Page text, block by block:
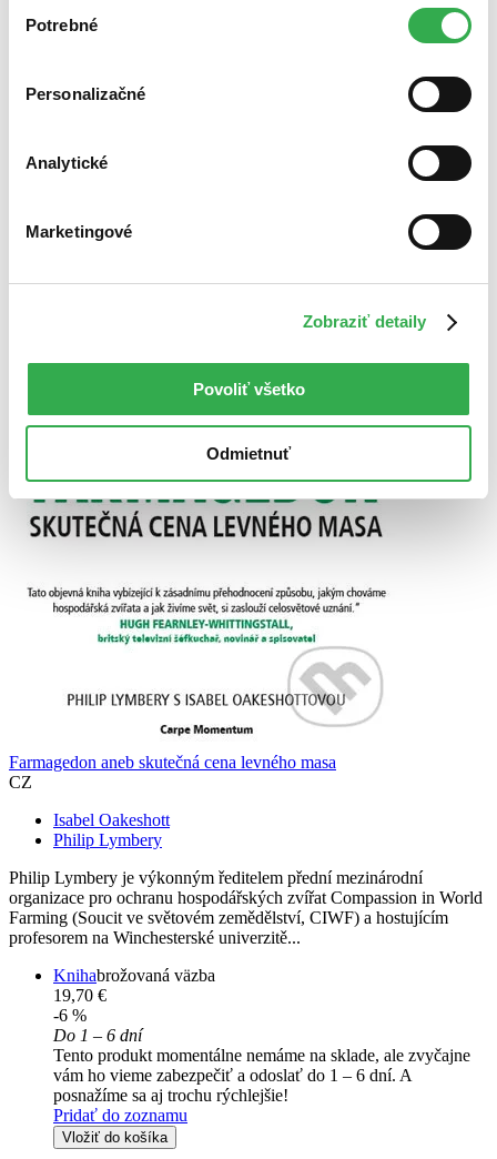
nám pomohlo, keby sme mohli používať všetky tieto
súhlasu
Potrebné
Personalizačné
Analytické
Marketingové
Zobraziť detaily
Povoliť všetko
Odmietnuť
Novinky
Najvyššia zľava
Farmagedon aneb skutečná cena levného masa
CZ
Isabel Oakeshott
Philip Lymbery
Philip Lymbery je výkonným ředitelem přední mezinárodní
organizace pro ochranu hospodářských zvířat Compassion in World
Farming (Soucit ve světovém zemědělství, CIWF) a hostujícím
profesorem na Winchesterské univerzitě...
Knihabrožovaná väzba
19,70 €
-6 %
Do 1 – 6 dní
Tento produkt momentálne nemáme na sklade, ale zvyčajne
vám ho vieme zabezpečiť a odoslať do 1 – 6 dní. A
posnažíme sa aj trochu rýchlejšie!
Pridať do zoznamu
Vložiť do košíka